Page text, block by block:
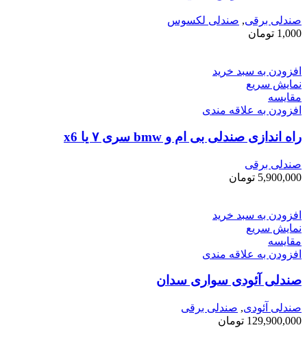
صندلی برقی, صندلی لکسوس
1,000 تومان
افزودن به سبد خرید
نمایش سریع
مقايسه
افزودن به علاقه مندی
راه اندازی صندلی بی ام و bmw سری ۷ یا x6
صندلی برقی
5,900,000 تومان
افزودن به سبد خرید
نمایش سریع
مقايسه
افزودن به علاقه مندی
صندلی آئودی سواری سدان
صندلی آئودی, صندلی برقی
129,900,000 تومان